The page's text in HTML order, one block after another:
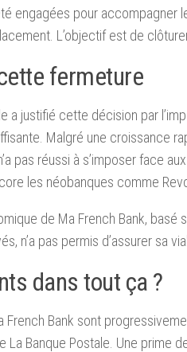
engagées pour accompagner
L’objectif est de
fermeture
a justifié cette décision par
Malgré une croissance
pas réussi à s’imposer face
les néobanques comme
de Ma French Bank,
n’a pas permis d’assurer sa
dans tout ça ?
French Bank sont
La Banque Postale. Une prime